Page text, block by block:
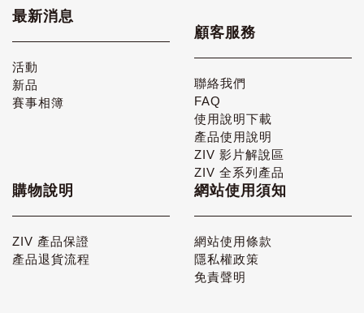
最新消息
活動
新品
賽事相簿
顧客服務
聯絡我們
FAQ
使用說明下載
產品使用說明
ZIV 影片解說區
ZIV 全系列產品
購物說明
ZIV 產品保證
產品退貨流程
網站使用須知
網站使用條款
隱私權政策
免責聲明